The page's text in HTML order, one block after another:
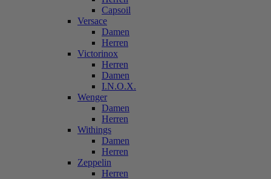
Capsoil
Versace
Damen
Herren
Victorinox
Herren
Damen
I.N.O.X.
Wenger
Damen
Herren
Withings
Damen
Herren
Zeppelin
Herren